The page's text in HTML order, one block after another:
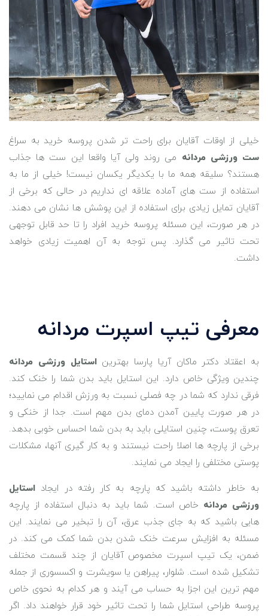
خیلی از اوقات آقایان برای راحت تر شدن پروسه خرید به سراغ
ست ورزشی مردانه می روند ولی آیا واقعا این ست ها جذاب
هستند؟ سلیقه همه ما با یکدیگر یکسان نیست! خیلی از ما به
استفاده از ست های آماده علاقه ای نداریم در حالی که برخی از
آقایان تمایل زیادی برای استفاده از این پوشش ها نشان می دهند.
در هر صورت، این مسئله پروسه خرید افراد را تا حد قابل توجهی
تحت تاثیر می گذارد. پس توجه به آن اهمیت زیادی خواهد
داشت.
معرفی تیپ اسپرت مردانه
به اعقتاد دکتر ماکان آریا پارسا بهتریناستایل ورزشی مردانه
چندین ویژگی خاص دارد. این استایل باید بدن شما را خنک کند.
فرقی ندارد که شما در چه فصلی نسبت به ورزش اقدام می نمایید؛
در هر صورت پایین آمدن دمای بدن مهم است. جدا از خنکی و
تعرق پوست، چنین استایلی باید به بدن شما احساس خوبی بدهد.
برخی از پارچه ها اصلا راحت نیستند و به کار گیری آنها، مشکلات
پوستی مختلفی را ایجاد می نمایند.
به خاطر داشته باشید که پارچه به کار رفته در ایجاد استایل
ورزشی مردانه خاص است. شما باید به دنبال استفاده از پارچه
هایی باشید که به جای جذب عرق، آن را تبخیر می نمایند. این
مسئله به افزایش سرعت خنک شدن بدن شما کمک می کند. در
ضمن، یک تیپ اسپرت مخصوص آقایان از چند قسمت مختلف
تشکیل شده است. شلوار، پیراهن یا سویشرت و اکسسوری از جمله
مهم ترین این اجزا به حساب می آیند و هر کدام به نحوی خاص
پروسه طراحی استایل شما را تحت تاثیر خود قرار خواهند داد. اگر